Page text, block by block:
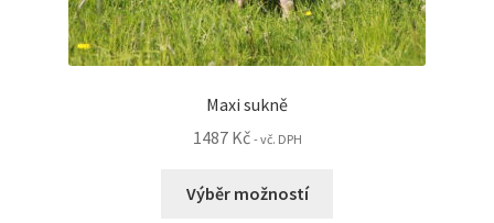
Maxi sukně
1487 Kč - vč. DPH
Výběr možností